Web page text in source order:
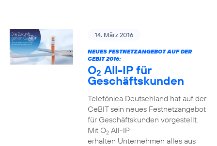
14. März 2016
NEUES FESTNETZANGEBOT AUF DER
CEBIT 2016:
O2 All-IP für
Geschäftskunden
Telefónica Deutschland hat auf der
CeBIT sein neues Festnetzangebot
für Geschäftskunden vorgestellt.
Mit O2All-IP
erhalten Unternehmen alles aus